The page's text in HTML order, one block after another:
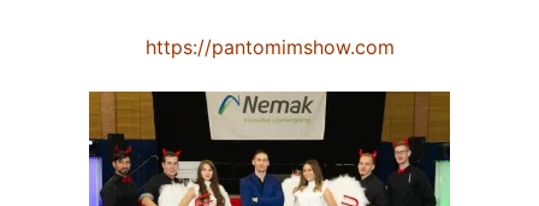
https://pantomimshow.com